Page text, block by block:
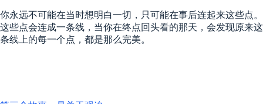
你永远不可能在当时想明白一切，只可能在事后连起来这些点。
这些点会连成一条线，当你在终点回头看的那天，会发现原来这
条线上的每一个点，都是那么完美。